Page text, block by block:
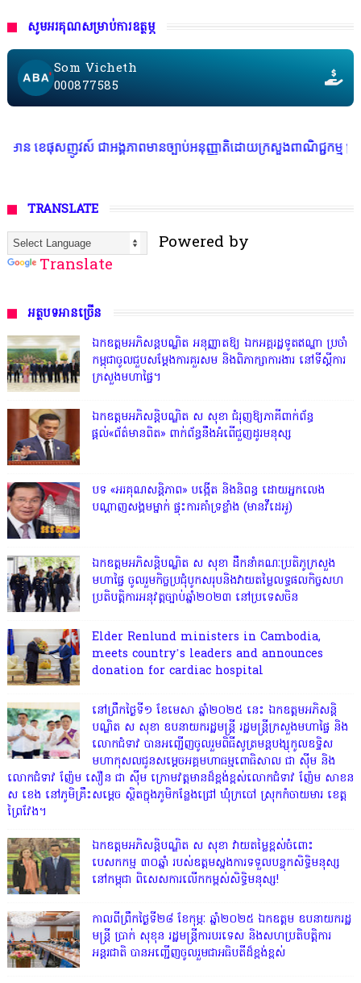
សូមអរគុណសម្រាប់ការឧត្ថម្ភ
Som Vicheth
000877585
ាអង្គភាពមានច្បាប់អនុញ្ញាតិដោយក្រសួងពាណិជ្ជកម្ម ក្រសួងការងារ ក្រសួ
TRANSLATE
Powered by
Translate
អត្ថបទអានច្រើន
ឯកឧត្តមអភិសន្តបណ្ឌិត អនុញ្ញាតឱ្យ ឯកអគ្គរដ្ឋទូតឥណ្ឌា ប្រចាំ
កម្ពុជាចូលជួបសម្តែងការគួរសម និងពិភាក្សាការងារ នៅទីស្តីការ
ក្រសួងមហាផ្ទៃ។
ឯកឧត្តមអភិសន្តិបណ្ឌិត ស សុខា ជំរុញឱ្យភាគីពាក់ព័ន្ធ
ផ្តល់«ព័ត៌មានពិត» ពាក់ព័ន្ធនឹងអំពើជួញដូរមនុស្ស
​បទ «​អរគុណ​សន្តិភាព​» បង្កើត និងនិពន្ធ ដោយអ្នកលេង
បណ្តាញសង្គមម្នាក់ ផ្ទុះការគាំទ្រខ្លាំង (មានវីដេអូ)
ឯកឧត្តមអភិសន្តិបណ្ឌិត ស សុខា ដឹកនាំគណៈប្រតិភូក្រសួង
មហាផ្ទៃ ចូលរួមកិច្ចប្រជុំបូកសរុបនិងវាយតម្លៃលទ្ធផលកិច្ចសហ
ប្រតិបត្តិការអនុវត្តច្បាប់ឆ្នាំ២០២៣ នៅប្រទេសចិន
Elder Renlund ministers in Cambodia,
meets country’s leaders and announces
donation for cardiac hospital
នៅព្រឹកថ្ងៃទី១ ខែមេសា ឆ្នាំ២០២៥ នេះ ឯកឧត្តមអភិសន្តិ
បណ្ឌិត ស សុខា ឧបនាយករដ្ឋមន្ត្រី រដ្ឋមន្ត្រីក្រសួងមហាផ្ទៃ និង
លោកជំទាវ បានអញ្ជើញចូលរួមពិធីសូត្រមន្តបង្សុកូលឧទ្ទិស
មហាកុសលជូនសម្តេចអគ្គមហាធម្មពោធិសាល ជា ស៊ីម និង
លោកជំទាវ ញ៉ែម សឿន ជា ស៊ីម ក្រោមវត្តមានដ៏ខ្ពង់ខ្ពស់លោកជំទាវ ញ៉ែម សាខន
ស ខេង នៅភូមិគ្រឹះសម្តេច ស្ថិតក្នុងភូមិកន្លែងជ្រៅ ឃុំក្របៅ ស្រុកកំចាយមារ ខេត្ត
ព្រៃវែង។
ឯកឧត្ដមអភិសន្តិបណ្ឌិត ស សុខា វាយតម្លៃខ្ពស់ចំពោះ
បេសកកម្ម ៣០ឆ្នាំ របស់ឧត្តមស្នងការទទួលបន្ទុកសិទ្ធិមនុស្ស
នៅកម្ពុជា ពិសេសការលើកកម្ពស់សិទ្ធិមនុស្ស!
កាលពីព្រឹកថ្ងៃទី២៨ ខែកុម្ភៈ ឆ្នាំ២០២៥ ឯកឧត្តម ឧបនាយករដ្ឋ
មន្ត្រី ប្រាក់ សុខុន រដ្ឋមន្ត្រីការបរទេស និងសហប្រតិបត្តិការ
អន្តរជាតិ បានអញ្ជើញចូលរួមជាអធិបតីដ៏ខ្ពង់ខ្ពស់